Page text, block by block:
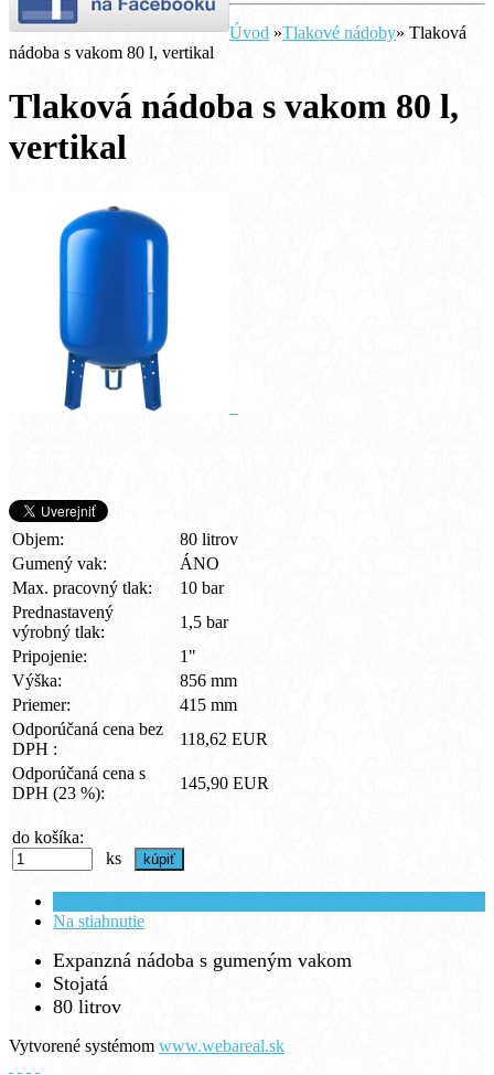
Úvod »Tlakové nádoby» Tlaková
nádoba s vakom 80 l, vertikal
Tlaková nádoba s vakom 80 l,
vertikal
Objem:
80 litrov
Gumený vak:
ÁNO
Max. pracovný tlak:
10 bar
Prednastavený
výrobný tlak:
1,5 bar
Pripojenie:
1"
Výška:
856 mm
Priemer:
415 mm
Odporúčaná cena bez
DPH :
118,62 EUR
Odporúčaná cena s
DPH (23 %):
145,90 EUR
do košíka:
ks
Na stiahnutie
Expanzná nádoba s gumeným vakom
Stojatá
80 litrov
Vytvorené systémom www.webareal.sk